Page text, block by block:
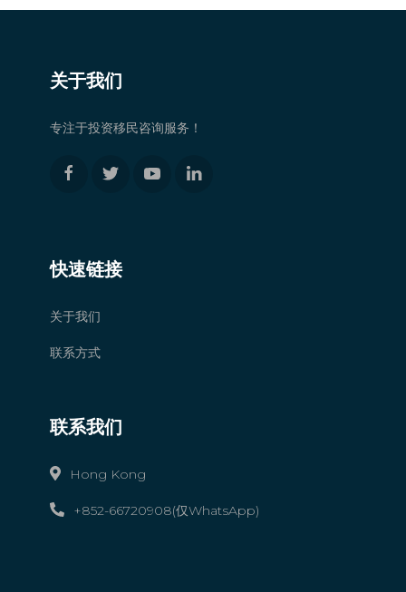
关于我们
专注于投资移民咨询服务！
快速链接
关于我们
联系方式
联系我们
Hong Kong
+852-66720908(仅WhatsApp)